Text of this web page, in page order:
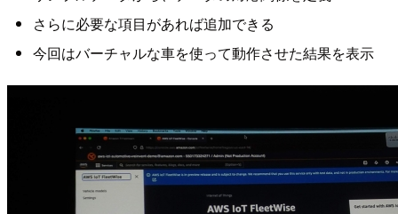
さらに必要な項目があれば追加できる
今回はバーチャルな車を使って動作させた結果を表示